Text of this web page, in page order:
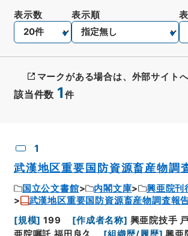
該当件数 1 件
表示数 表示順
マークがある場合は、外部サイト
1
武漢地区重要国防資源畜産物調
国立公文書館 内閣文庫
興亜院刊
武漢地区重要国防資源畜産物調査報
[規模] 199 [作成者名称] 興亜院技手